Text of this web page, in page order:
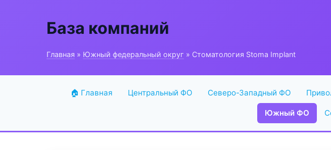
База компаний
Главная » Южный федеральный округ » Стоматология Stoma Implant
🏠 Главная Центральный ФО Северо-Западный ФО
Южный ФО